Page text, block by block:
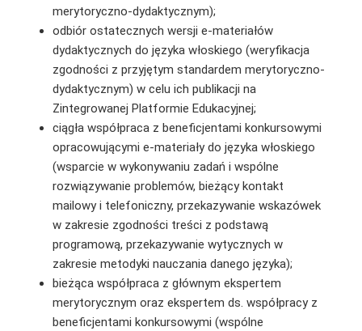
merytoryczno-dydaktycznym);
odbiór ostatecznych wersji e-materiałów
dydaktycznych do języka włoskiego (weryfikacja
zgodności z przyjętym standardem merytoryczno-
dydaktycznym) w celu ich publikacji na
Zintegrowanej Platformie Edukacyjnej;
ciągła współpraca z beneficjentami konkursowymi
opracowującymi e-materiały do języka włoskiego
(wsparcie w wykonywaniu zadań i wspólne
rozwiązywanie problemów, bieżący kontakt
mailowy i telefoniczny, przekazywanie wskazówek
w zakresie zgodności treści z podstawą
programową, przekazywanie wytycznych w
zakresie metodyki nauczania danego języka);
bieżąca współpraca z głównym ekspertem
merytorycznym oraz ekspertem ds. współpracy z
beneficjentami konkursowymi (wspólne